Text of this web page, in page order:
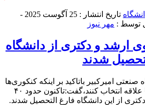
تاریخ انتشار : 25 آگوست 2025 -
توسط : مهر نیوز
ارشد و دکتری از دانشگاه
شدند
امیرکبیر باتاکید بر اینکه کنکوری‌ها
رشته تحصیلی خود را با علاقه انتخاب کنند،گفت:تاکنون حدود ۴۰
از این دانشگاه فارغ التحصیل شدند.